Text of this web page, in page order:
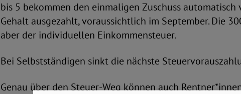
bis 5 bekommen den einmaligen Zuschuss
Gehalt ausgezahlt, voraussichtlich im September. Die
aber der individuellen Einkommensteuer.
Bei Selbstständigen sinkt die nächste
Genau über den Steuer-Weg können auch